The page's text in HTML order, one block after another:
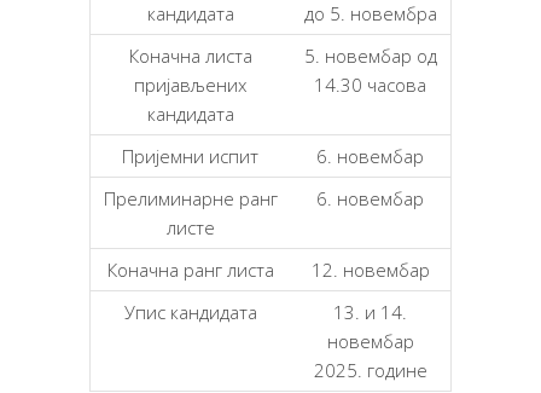
кандидата
до 5. новембра
Коначна листа
пријављених
кандидата
5. новембар од
14.30 часова
Пријемни испит
6. новембар
Прелиминарне ранг
листе
6. новембар
Коначна ранг листа
12. новембар
Упис кандидата
13. и 14.
новембар
2025. године